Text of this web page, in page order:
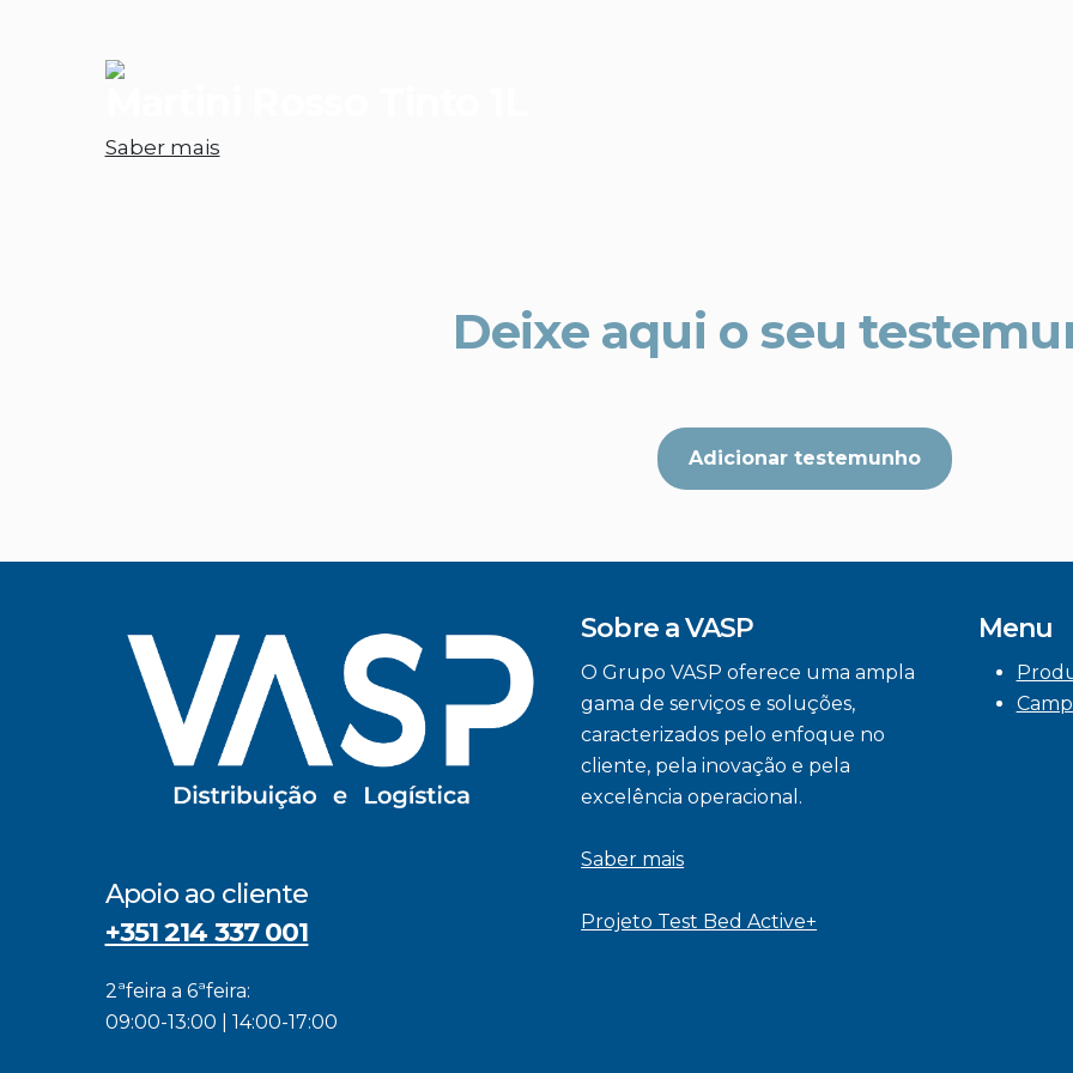
Saber mais
Deixe aqui o seu
Adicionar testemunho
Apoio ao cliente
+351 214 337 001
2ªfeira a 6ªfeira:
09:00-13:00 | 14:00-17:00
Sobre a VASP
O Grupo VASP oferece uma ampla
gama de serviços e soluções,
caracterizados pelo enfoque no
cliente, pela inovação e pela
excelência operacional.
Saber mais
Projeto Test Bed Active+
Menu